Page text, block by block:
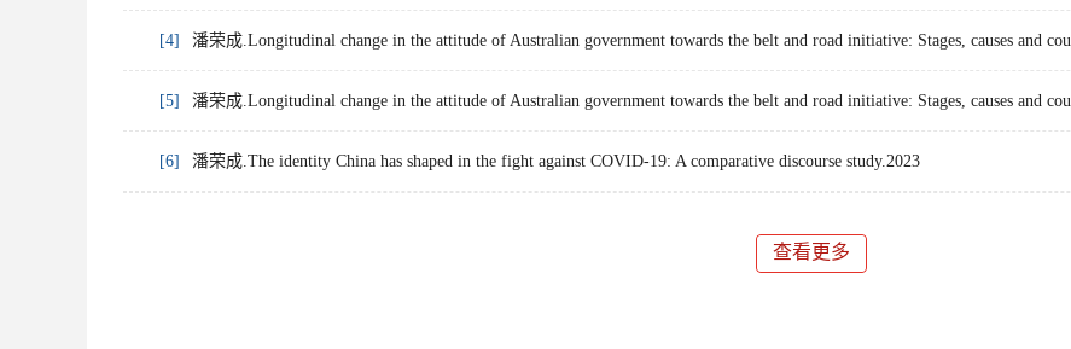
[4] 潘荣成.Longitudinal change in the attitude of Australian government towards the belt and road initiative: Stages, causes and
[5] 潘荣成.Longitudinal change in the attitude of Australian government towards the belt and road initiative: Stages, causes and
[6] 潘荣成.The identity China has shaped in the fight against COVID-19: A comparative discourse study.2023
查看更多